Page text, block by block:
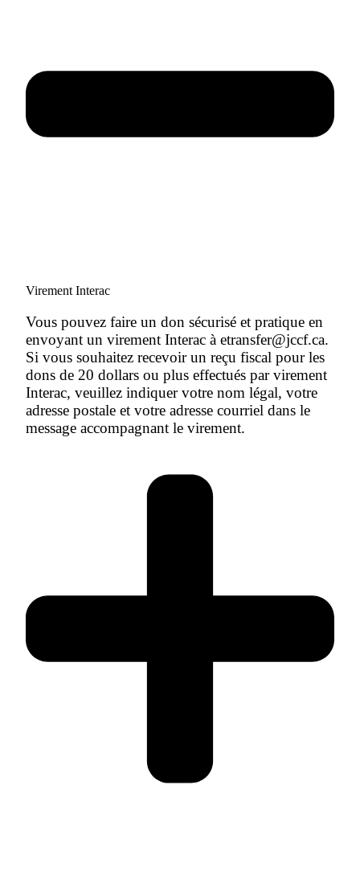
Virement Interac
Vous pouvez faire un don sécurisé et pratique en
envoyant un virement Interac à etransfer@jccf.ca.
Si vous souhaitez recevoir un reçu fiscal pour les
dons de 20 dollars ou plus effectués par virement
Interac, veuillez indiquer votre nom légal, votre
adresse postale et votre adresse courriel dans le
message accompagnant le virement.